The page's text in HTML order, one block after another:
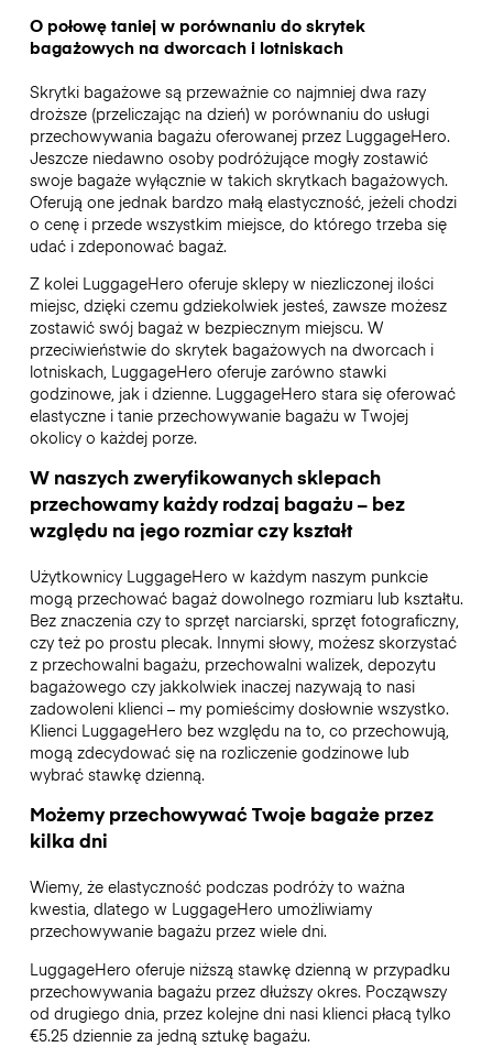
O połowę taniej w porównaniu do skrytek
bagażowych na dworcach i lotniskach
Skrytki bagażowe są przeważnie co najmniej dwa razy
droższe (przeliczając na dzień) w porównaniu do usługi
przechowywania bagażu oferowanej przez LuggageHero.
Jeszcze niedawno osoby podróżujące mogły zostawić
swoje bagaże wyłącznie w takich skrytkach bagażowych.
Oferują one jednak bardzo małą elastyczność, jeżeli chodzi
o cenę i przede wszystkim miejsce, do którego trzeba się
udać i zdeponować bagaż.
Z kolei LuggageHero oferuje sklepy w niezliczonej ilości
miejsc, dzięki czemu gdziekolwiek jesteś, zawsze możesz
zostawić swój bagaż w bezpiecznym miejscu. W
przeciwieństwie do skrytek bagażowych na dworcach i
lotniskach, LuggageHero oferuje zarówno stawki
godzinowe, jak i dzienne. LuggageHero stara się oferować
elastyczne i tanie przechowywanie bagażu w Twojej
okolicy o każdej porze.
W naszych zweryfikowanych sklepach
przechowamy każdy rodzaj bagażu – bez
względu na jego rozmiar czy kształt
Użytkownicy LuggageHero w każdym naszym punkcie
mogą przechować bagaż dowolnego rozmiaru lub kształtu.
Bez znaczenia czy to sprzęt narciarski, sprzęt fotograficzny,
czy też po prostu plecak. Innymi słowy, możesz skorzystać
z przechowalni bagażu, przechowalni walizek, depozytu
bagażowego czy jakkolwiek inaczej nazywają to nasi
zadowoleni klienci – my pomieścimy dosłownie wszystko.
Klienci LuggageHero bez względu na to, co przechowują,
mogą zdecydować się na rozliczenie godzinowe lub
wybrać stawkę dzienną.
Możemy przechowywać Twoje bagaże przez
kilka dni
Wiemy, że elastyczność podczas podróży to ważna
kwestia, dlatego w LuggageHero umożliwiamy
przechowywanie bagażu przez wiele dni.
LuggageHero oferuje niższą stawkę dzienną w przypadku
przechowywania bagażu przez dłuższy okres. Począwszy
od drugiego dnia, przez kolejne dni nasi klienci płacą tylko
€5.25 dziennie za jedną sztukę bagażu.